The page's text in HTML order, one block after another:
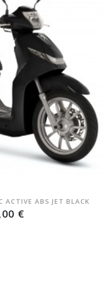
ACTIVE ABS JET BLACK
€